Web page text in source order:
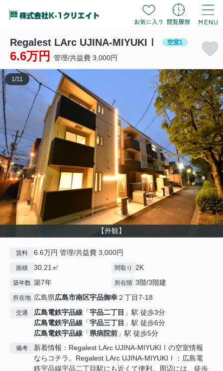
Regalest LArc UJINA-MIYUKIⅠ 空室1
6.6万円 管理/共益費 3,000円
【外観】
1 /11
賃料 6.6万円 管理/共益費 3,000円
面積 30.21㎡ 間取り 2K
築年数 築7年 所在階 3階/3階建
所在地 広島県広島市南区宇品御幸２丁目7-18
交通 広島電鉄宇品線 「宇品二丁目 」駅 徒歩3分
広島電鉄宇品線 「宇品三丁目 」駅 徒歩6分
広島電鉄宇品線 「県病院前 」駅 徒歩5分
備考
新着情報：Regalest LArc UJINA-MIYUKIⅠの空室情報
ならコチラ。Regalest LArc UJINA-MIYUKIⅠ：広島電
鉄宇品線宇品二丁目駅にも近くて便利。周辺には、徒歩